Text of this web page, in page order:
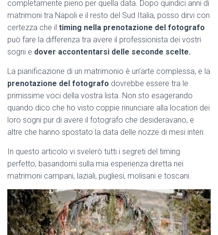
completamente pieno per quella data. Dopo quindici anni di
matrimoni tra Napoli e il resto del Sud Italia, posso dirvi con
certezza che il timing nella prenotazione del fotografo
può fare la differenza tra avere il professionista dei vostri
sogni e dover accontentarsi delle seconde scelte.
La pianificazione di un matrimonio è un’arte complessa, e la
prenotazione del fotografo dovrebbe essere tra le
primissime voci della vostra lista. Non sto esagerando
quando dico che ho visto coppie rinunciare alla location dei
loro sogni pur di avere il fotografo che desideravano, e
altre che hanno spostato la data delle nozze di mesi interi.
In questo articolo vi svelerò tutti i segreti del timing
perfetto, basandomi sulla mia esperienza diretta nei
matrimoni campani, laziali, pugliesi, molisani e toscani.